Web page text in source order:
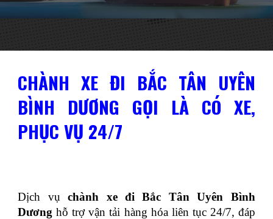
CHÀNH XE ĐI BẮC TÂN UYÊN
BÌNH DƯƠNG GỌI LÀ CÓ XE,
PHỤC VỤ 24/7
Dịch vụchành xe đi Bắc Tân Uyên Bình
Dương hỗ trợ vận tải hàng hóa liên tục 24/7, đáp